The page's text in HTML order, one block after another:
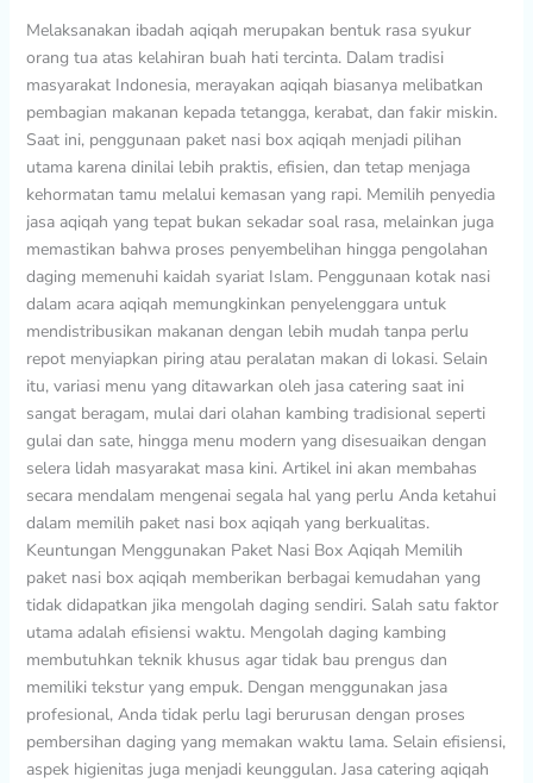
Melaksanakan ibadah aqiqah merupakan bentuk rasa syukur
orang tua atas kelahiran buah hati tercinta. Dalam tradisi
masyarakat Indonesia, merayakan aqiqah biasanya melibatkan
pembagian makanan kepada tetangga, kerabat, dan fakir miskin.
Saat ini, penggunaan paket nasi box aqiqah menjadi pilihan
utama karena dinilai lebih praktis, efisien, dan tetap menjaga
kehormatan tamu melalui kemasan yang rapi. Memilih penyedia
jasa aqiqah yang tepat bukan sekadar soal rasa, melainkan juga
memastikan bahwa proses penyembelihan hingga pengolahan
daging memenuhi kaidah syariat Islam. Penggunaan kotak nasi
dalam acara aqiqah memungkinkan penyelenggara untuk
mendistribusikan makanan dengan lebih mudah tanpa perlu
repot menyiapkan piring atau peralatan makan di lokasi. Selain
itu, variasi menu yang ditawarkan oleh jasa catering saat ini
sangat beragam, mulai dari olahan kambing tradisional seperti
gulai dan sate, hingga menu modern yang disesuaikan dengan
selera lidah masyarakat masa kini. Artikel ini akan membahas
secara mendalam mengenai segala hal yang perlu Anda ketahui
dalam memilih paket nasi box aqiqah yang berkualitas.
Keuntungan Menggunakan Paket Nasi Box Aqiqah Memilih
paket nasi box aqiqah memberikan berbagai kemudahan yang
tidak didapatkan jika mengolah daging sendiri. Salah satu faktor
utama adalah efisiensi waktu. Mengolah daging kambing
membutuhkan teknik khusus agar tidak bau prengus dan
memiliki tekstur yang empuk. Dengan menggunakan jasa
profesional, Anda tidak perlu lagi berurusan dengan proses
pembersihan daging yang memakan waktu lama. Selain efisiensi,
aspek higienitas juga menjadi keunggulan. Jasa catering aqiqah
Praktis
dan
Sesuai
Syariat